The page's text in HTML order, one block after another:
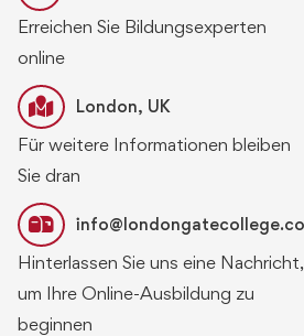
Erreichen Sie Bildungsexperten
online
London, UK
Für weitere Informationen bleiben
Sie dran
Hinterlassen Sie uns eine Nachricht,
um Ihre Online-Ausbildung zu
beginnen